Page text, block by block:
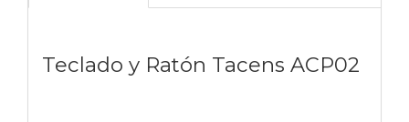
Teclado y Ratón Tacens ACP02